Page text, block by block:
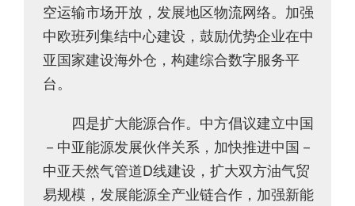
空运输市场开放，发展地区物流网络。加强
中欧班列集结中心建设，鼓励优势企业在中
亚国家建设海外仓，构建综合数字服务平
台。
四是扩大能源合作。中方倡议建立中国
－中亚能源发展伙伴关系，加快推进中国－
中亚天然气管道D线建设，扩大双方油气贸
易规模，发展能源全产业链合作，加强新能